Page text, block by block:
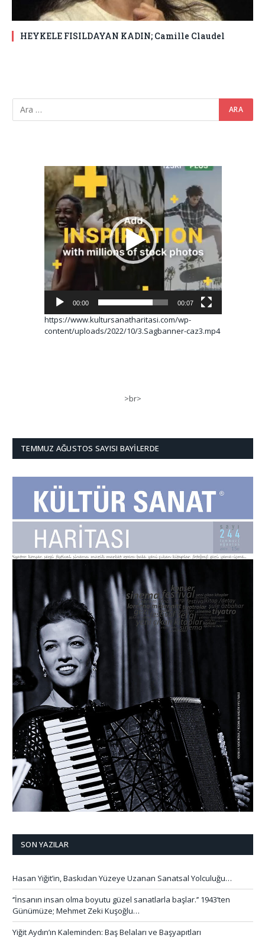
HEYKELE FISILDAYAN KADIN; Camille Claudel
Video
oynatıcı
00:00 00:07
https://www.kultursanatharitasi.com/wp-
content/uploads/2022/10/3.Sagbanner-caz3.mp4
>br>
TEMMUZ AĞUSTOS SAYISI BAYILERDE
SON YAZILAR
Hasan Yiğit’in, Baskıdan Yüzeye Uzanan Sanatsal Yolculuğu…
‘’İnsanın insan olma boyutu güzel sanatlarla başlar.’’ 1943’ten
Günümüze; Mehmet Zeki Kuşoğlu…
Yiğit Aydın’ın Kaleminden: Baş Belaları ve Başyapıtları